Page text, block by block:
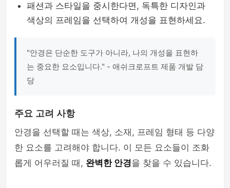
패션과 스타일을 중시한다면, 독특한 디자인과
색상의 프레임을 선택하여 개성을 표현하세요.
"안경은 단순한 도구가 아니라, 나의 개성을 표현하
는 중요한 요소입니다." - 애쉬크로프트 제품 개발 담
당
주요 고려 사항
안경을 선택할 때는 색상, 소재, 프레임 형태 등 다양
한 요소를 고려해야 합니다. 이 모든 요소들이 조화
롭게 어우러질 때, 완벽한 안경을 찾을 수 있습니다.